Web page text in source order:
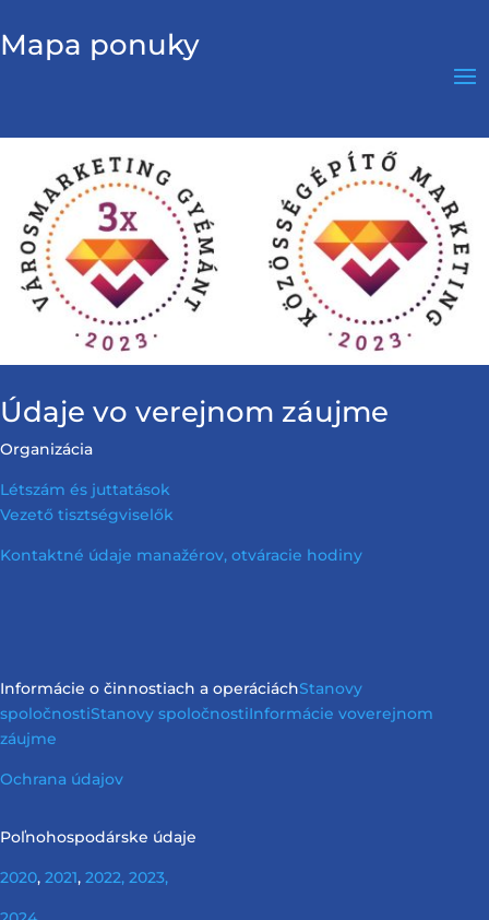
Mapa ponuky
Údaje vo verejnom záujme
Organizácia
Létszám és juttatások
Vezető tisztségviselők
Kontaktné údaje manažérov, otváracie hodiny
Informácie o činnostiach a operáciáchStanovy
spoločnostiStanovy spoločnostiInformácie voverejnom
záujme
Ochrana údajov
Poľnohospodárske údaje
2020, 2021, 2022, 2023,